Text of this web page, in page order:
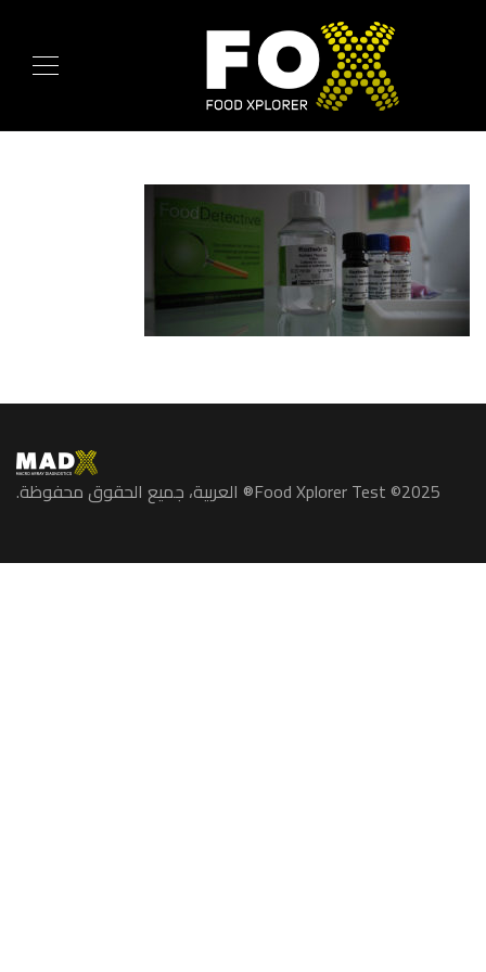
2025© Food Xplorer Test® العربية، جميع الحقوق محفوظة.